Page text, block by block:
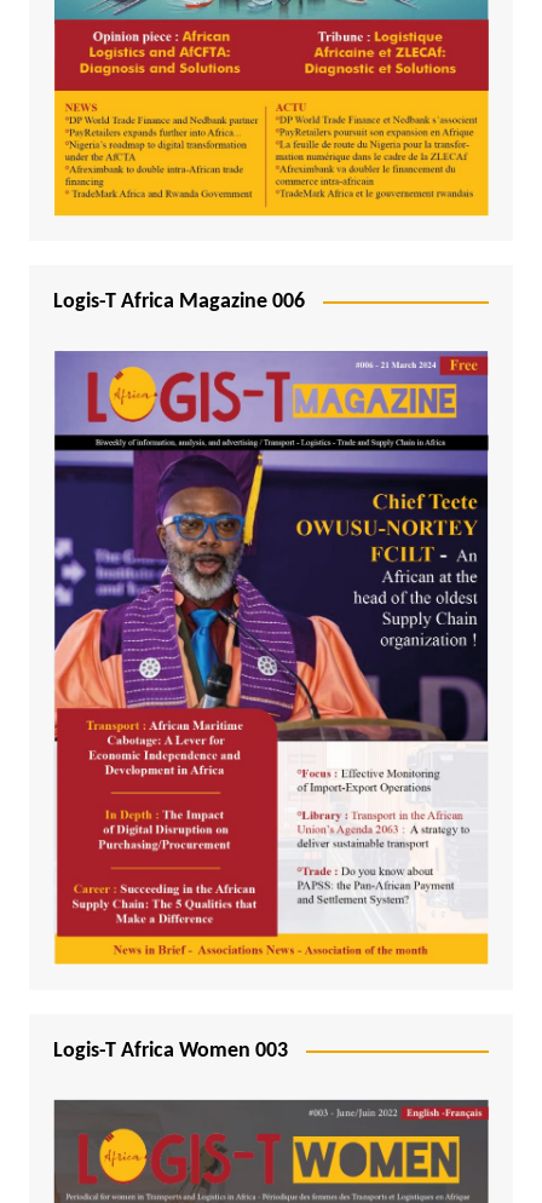
Logis-T Africa Magazine 006
Logis-T Africa Women 003